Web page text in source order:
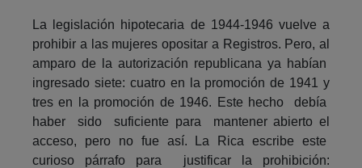
La legislación hipotecaria de 1944-1946 vuelve a
prohibir a las mujeres opositar a Registros. Pero, al
amparo de la autorización republicana ya habían
ingresado siete: cuatro en la promoción de 1941 y
tres en la promoción de 1946. Este hecho debía
haber sido suficiente para mantener abierto el
acceso, pero no fue así. La Rica escribe este
curioso párrafo para justificar la prohibición: